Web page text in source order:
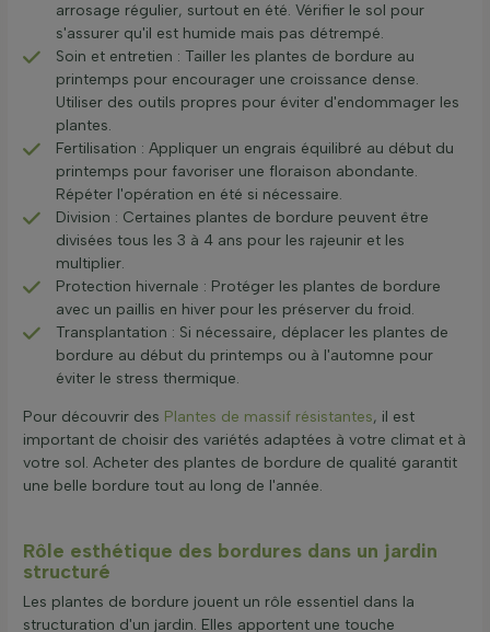
arrosage régulier, surtout en été. Vérifier le sol pour
s'assurer qu'il est humide mais pas détrempé.
Soin et entretien : Tailler les plantes de bordure au
printemps pour encourager une croissance dense.
Utiliser des outils propres pour éviter d'endommager les
plantes.
Fertilisation : Appliquer un engrais équilibré au début du
printemps pour favoriser une floraison abondante.
Répéter l'opération en été si nécessaire.
Division : Certaines plantes de bordure peuvent être
divisées tous les 3 à 4 ans pour les rajeunir et les
multiplier.
Protection hivernale : Protéger les plantes de bordure
avec un paillis en hiver pour les préserver du froid.
Transplantation : Si nécessaire, déplacer les plantes de
bordure au début du printemps ou à l'automne pour
éviter le stress thermique.
Pour découvrir des Plantes de massif résistantes, il est
important de choisir des variétés adaptées à votre climat et à
votre sol. Acheter des plantes de bordure de qualité garantit
une belle bordure tout au long de l'année.
Rôle esthétique des bordures dans un jardin
structuré
Les plantes de bordure jouent un rôle essentiel dans la
structuration d'un jardin. Elles apportent une touche